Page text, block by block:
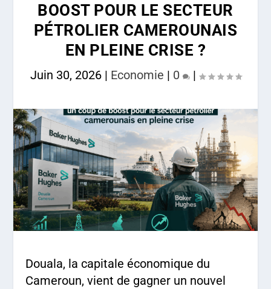
BOOST POUR LE SECTEUR
PÉTROLIER CAMEROUNAIS
EN PLEINE CRISE ?
Juin 30, 2026| Economie | 0 |
Douala, la capitale économique du
Cameroun, vient de gagner un nouvel